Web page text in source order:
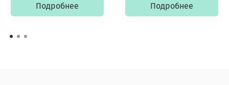
Подробнее Подробнее